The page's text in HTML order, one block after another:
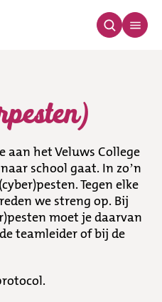
aan het Veluws College
school gaat. In zo’n
Tegen elke
we streng op. Bij
moet je daarvan
teamleider of bij de